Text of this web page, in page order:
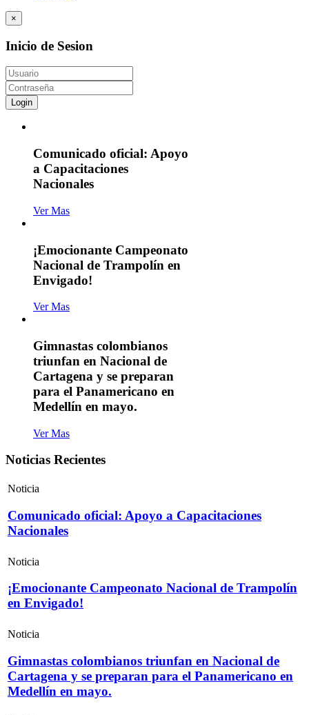
×
Inicio de Sesion
Login
Comunicado oficial: Apoyo
a Capacitaciones
Nacionales
Ver Mas
¡Emocionante Campeonato
Nacional de Trampolín en
Envigado!
Ver Mas
Gimnastas colombianos
triunfan en Nacional de
Cartagena y se preparan
para el Panamericano en
Medellín en mayo.
Ver Mas
Noticias Recientes
Noticia
Comunicado oficial: Apoyo a Capacitaciones
Nacionales
Noticia
¡Emocionante Campeonato Nacional de Trampolín
en Envigado!
Noticia
Gimnastas colombianos triunfan en Nacional de
Cartagena y se preparan para el Panamericano en
Medellín en mayo.